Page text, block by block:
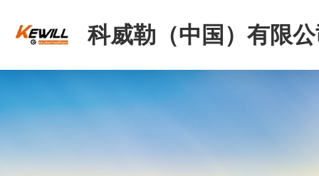
科威勒（中国）有限